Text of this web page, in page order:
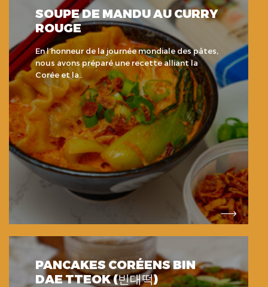
SOUPE DE MANDU AU CURRY
ROUGE
En l’honneur de la journée mondiale des pâtes,
nous avons préparé une recette alliant la
Corée et la..
PANCAKES CORÉENS BIN
DAE TTEOK (빈대떡)